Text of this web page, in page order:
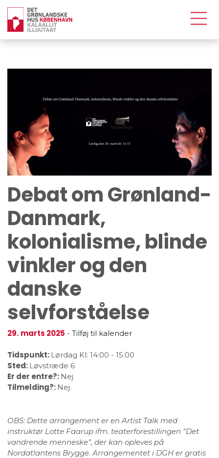
Debat om Grønland-
Danmark,
kolonialisme, blinde
vinkler og den
danske
selvforståelse
29. marts 2025 - Tilføj til kalender
Tidspunkt: Lørdag Kl: 14:00 - 15:00
Sted: Løvstræde 6
Er der entre?: Nej
Tilmelding?: Nej
OBS: Dette arrangement er en Artist Talk med
instruktør Lotte Faarup ifm. teaterforestillingen ”Det
vandrende menneske”, der kan opleves på
Nordatlantens Brygge. Arrangementet i DGH er gratis